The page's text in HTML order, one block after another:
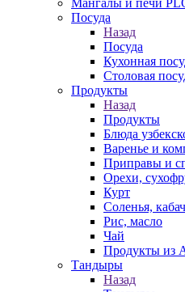
Мангалы и печи
Посуда
Назад
Посуда
Кухонная
Столовая
Продукты
Назад
Продукты
Блюда
Варенье и
Приправы и
Орехи,
Курт
Соленья,
Рис, масло
Чай
Продукты из
Тандыры
Назад